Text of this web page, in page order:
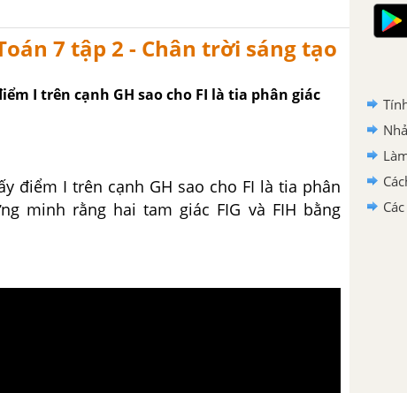
7 tập 2 - Chân trời sáng tạo
I trên cạnh GH sao cho FI là tia phân giác
điểm I trên cạnh GH sao cho FI là tia phân
minh rằng hai tam giác FIG và FIH bằng